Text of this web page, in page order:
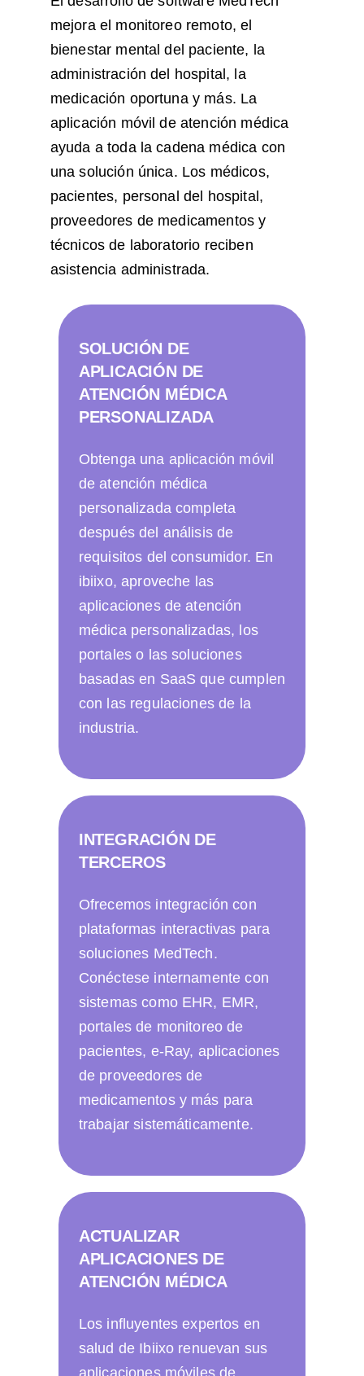
mejora el monitoreo remoto, el
bienestar mental del paciente, la
administración del hospital, la
medicación oportuna y más. La
aplicación móvil de atención médica
ayuda a toda la cadena médica con
una solución única. Los médicos,
pacientes, personal del hospital,
proveedores de medicamentos y
técnicos de laboratorio reciben
asistencia administrada.
SOLUCIÓN DE
APLICACIÓN DE
ATENCIÓN MÉDICA
PERSONALIZADA
Obtenga una aplicación móvil
de atención médica
personalizada completa
después del análisis de
requisitos del consumidor. En
ibiixo, aproveche las
aplicaciones de atención
médica personalizadas, los
portales o las soluciones
basadas en SaaS que cumplen
con las regulaciones de la
industria.
INTEGRACIÓN DE
TERCEROS
Ofrecemos integración con
plataformas interactivas para
soluciones MedTech.
Conéctese internamente con
sistemas como EHR, EMR,
portales de monitoreo de
pacientes, e-Ray, aplicaciones
de proveedores de
medicamentos y más para
trabajar sistemáticamente.
ACTUALIZAR
APLICACIONES DE
ATENCIÓN MÉDICA
Los influyentes expertos en
salud de Ibiixo renuevan sus